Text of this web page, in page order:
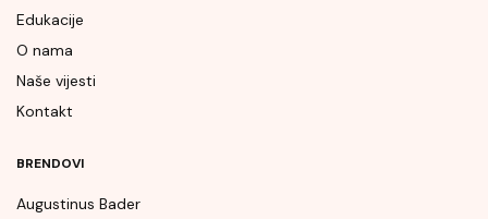
Edukacije
O nama
Naše vijesti
Kontakt
BRENDOVI
Augustinus Bader